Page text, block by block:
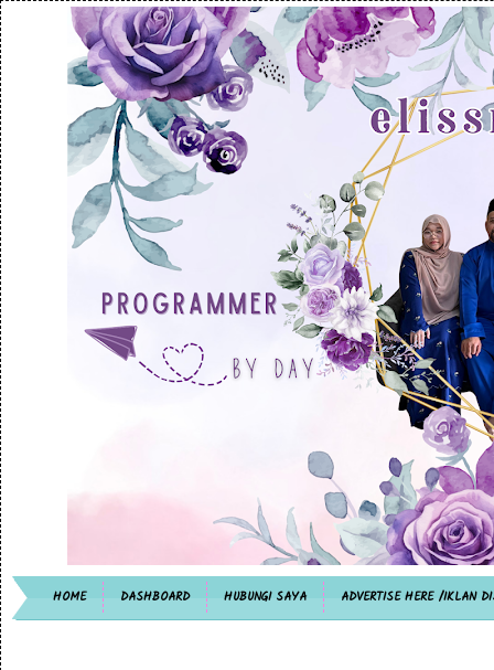
HOME DASHBOARD HUBUNGI SAYA ADVERTISE HERE /IKLAN